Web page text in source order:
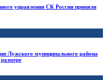
управления СК России приняли
Лужского муниципального района